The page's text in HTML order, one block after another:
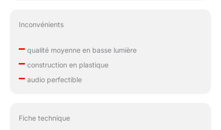
Inconvénients
–qualité moyenne en basse lumière
–construction en plastique
–audio perfectible
Fiche technique